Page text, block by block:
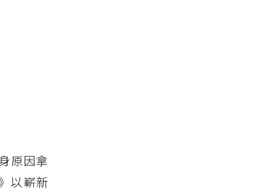
原因拿
以嶄新